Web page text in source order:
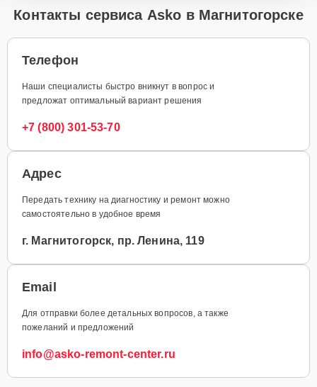
Контакты сервиса Asko в Магнитогорске
Телефон
Наши специалисты быстро вникнут в вопрос и
предложат оптимальный вариант решения
+7 (800) 301-53-70
Адрес
Передать технику на диагностику и ремонт можно
самостоятельно в удобное время
г. Магнитогорск, пр. Ленина, 119
Email
Для отправки более детальных вопросов, а также
пожеланий и предложений
info@asko-remont-center.ru